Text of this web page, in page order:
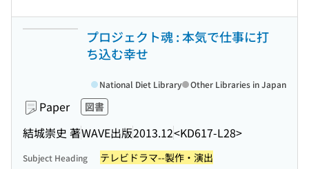
プロジェクト魂 : 本気で仕事に打
ち込む幸せ
Paper 図書
結城崇史 著WAVE出版2013.12<KD617-L28>
National Diet Library Other Libraries in Japan
Subject Heading テレビドラマ--製作・演出